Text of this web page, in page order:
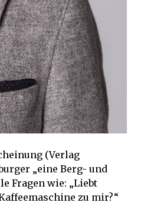
(Verlag
„eine Berg- und
Fragen wie: „Liebt
zu mir?“